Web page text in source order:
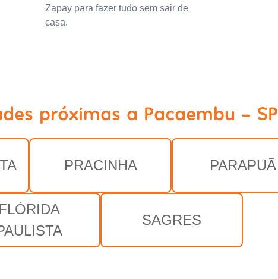
Zapay para fazer tudo sem sair de
casa.
próximas a Pacaembu - SP
PRACINHA PARAPUÃ
FLÓRIDA
SAGRES